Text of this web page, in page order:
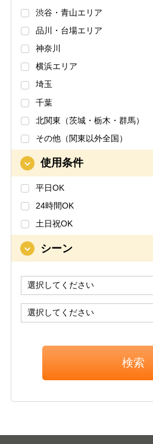
渋谷・青山エリア
品川・台場エリア
神奈川
横浜エリア
埼玉
千葉
北関東（茨城・栃木・群馬）
その他（関東以外全国）
使用条件
平日OK
24時間OK
土日祝OK
シーン